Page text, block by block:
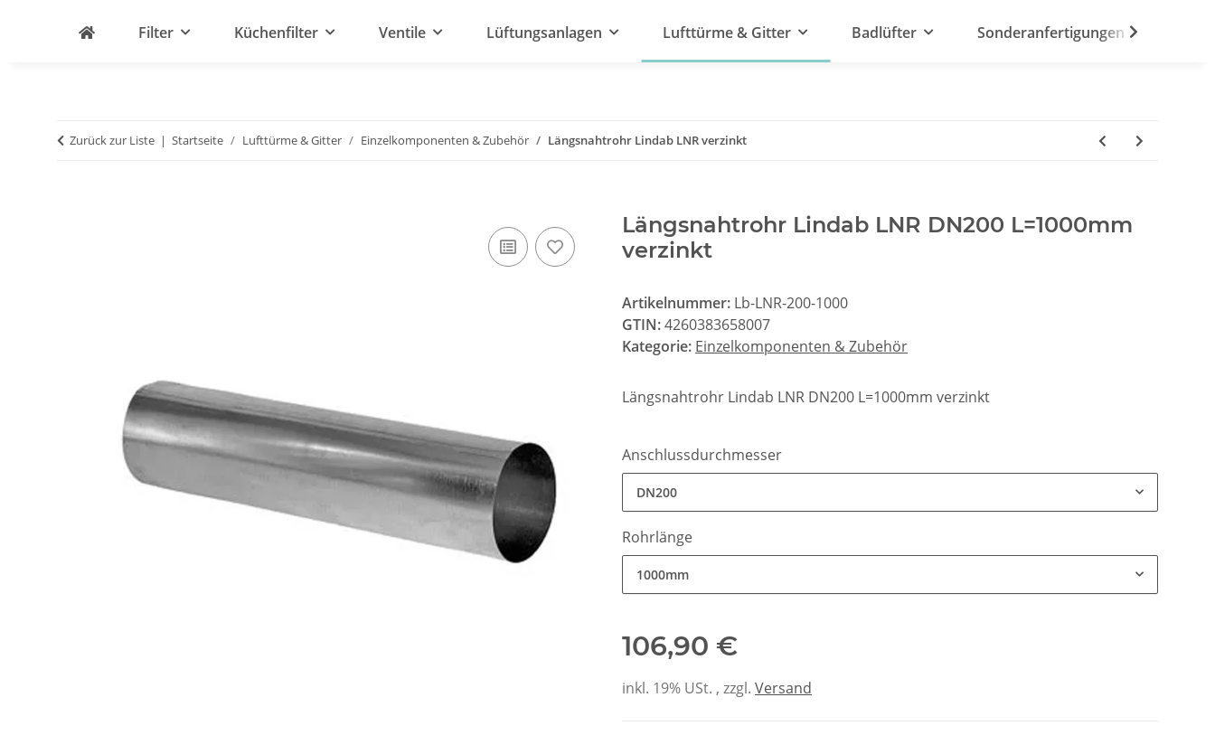
Filter Küchenfilter Ventile Lüftungsanlagen Lufttürme & Gitter Badlüfter Sonderanfertigungen
Zurück zur Liste Startseite Lufttürme & Gitter Einzelkomponenten & Zubehör Längsnahtrohr Lindab LNR verzinkt
Längsnahtrohr Lindab LNR DN200 L=1000mm
verzinkt
Artikelnummer: Lb-LNR-200-1000
GTIN:4260383658007
Kategorie: Einzelkomponenten & Zubehör
Längsnahtrohr Lindab LNR DN200 L=1000mm verzinkt
Anschlussdurchmesser
DN200
Rohrlänge
1000mm
106,90 €
inkl. 19% USt. , zzgl. Versand